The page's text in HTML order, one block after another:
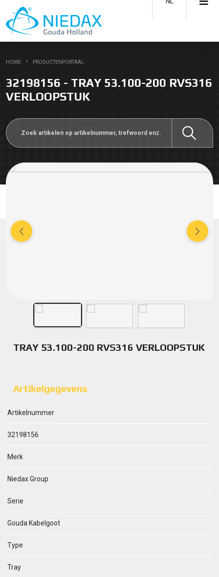
HOME PRODUCTENPORTAAL
32198156 - TRAY 53.100-200 RVS316
VERLOOPSTUK
TRAY 53.100-200 RVS316 VERLOOPSTUK
Artikelgegevens
Artikelnummer
32198156
Merk
Niedax Group
Serie
Gouda Kabelgoot
Type
Tray